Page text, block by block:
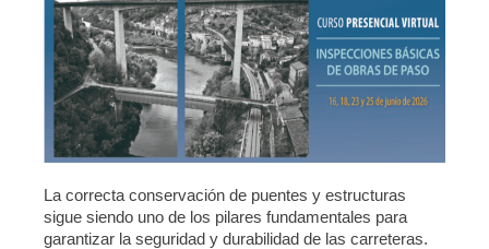
La correcta conservación de puentes y estructuras
sigue siendo uno de los pilares fundamentales para
garantizar la seguridad y durabilidad de las carreteras.